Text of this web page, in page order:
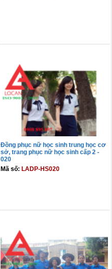
Đồng phục nữ học sinh trung học cơ
sở, trang phục nữ học sinh cấp 2 -
020
Mã số: LADP-HS020